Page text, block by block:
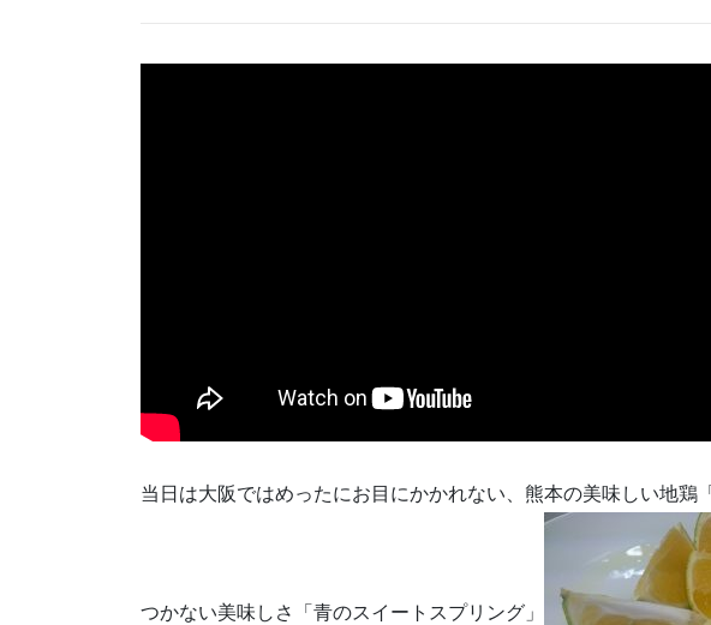
当日は大阪ではめったにお目にかかれない、熊本の美味しい地鶏
つかない美味しさ「青のスイートスプリング」